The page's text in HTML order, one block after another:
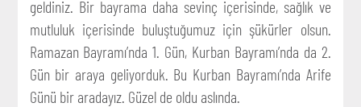
geldiniz. Bir bayrama daha sevinç içerisinde, sağlık ve
mutluluk içerisinde buluştuğumuz için şükürler olsun.
Ramazan Bayramı’nda 1. Gün, Kurban Bayramı’nda da 2.
Gün bir araya geliyorduk. Bu Kurban Bayramı’nda Arife
Günü bir aradayız. Güzel de oldu aslında.